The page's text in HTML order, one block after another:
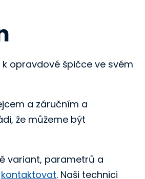
opravdové špičce ve svém
a záručním a
že můžeme být
variant, parametrů a
kontaktovat. Naši technici